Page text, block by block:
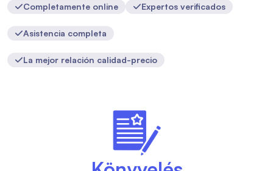
Completamente online Expertos verificados
Asistencia completa
La mejor relación calidad-precio